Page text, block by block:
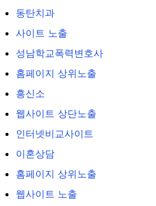
동탄치과
사이트 노출
성남학교폭력변호사
홈페이지 상위노출
흥신소
웹사이트 상단노출
인터넷비교사이트
이혼상담
홈페이지 상위노출
웹사이트 노출